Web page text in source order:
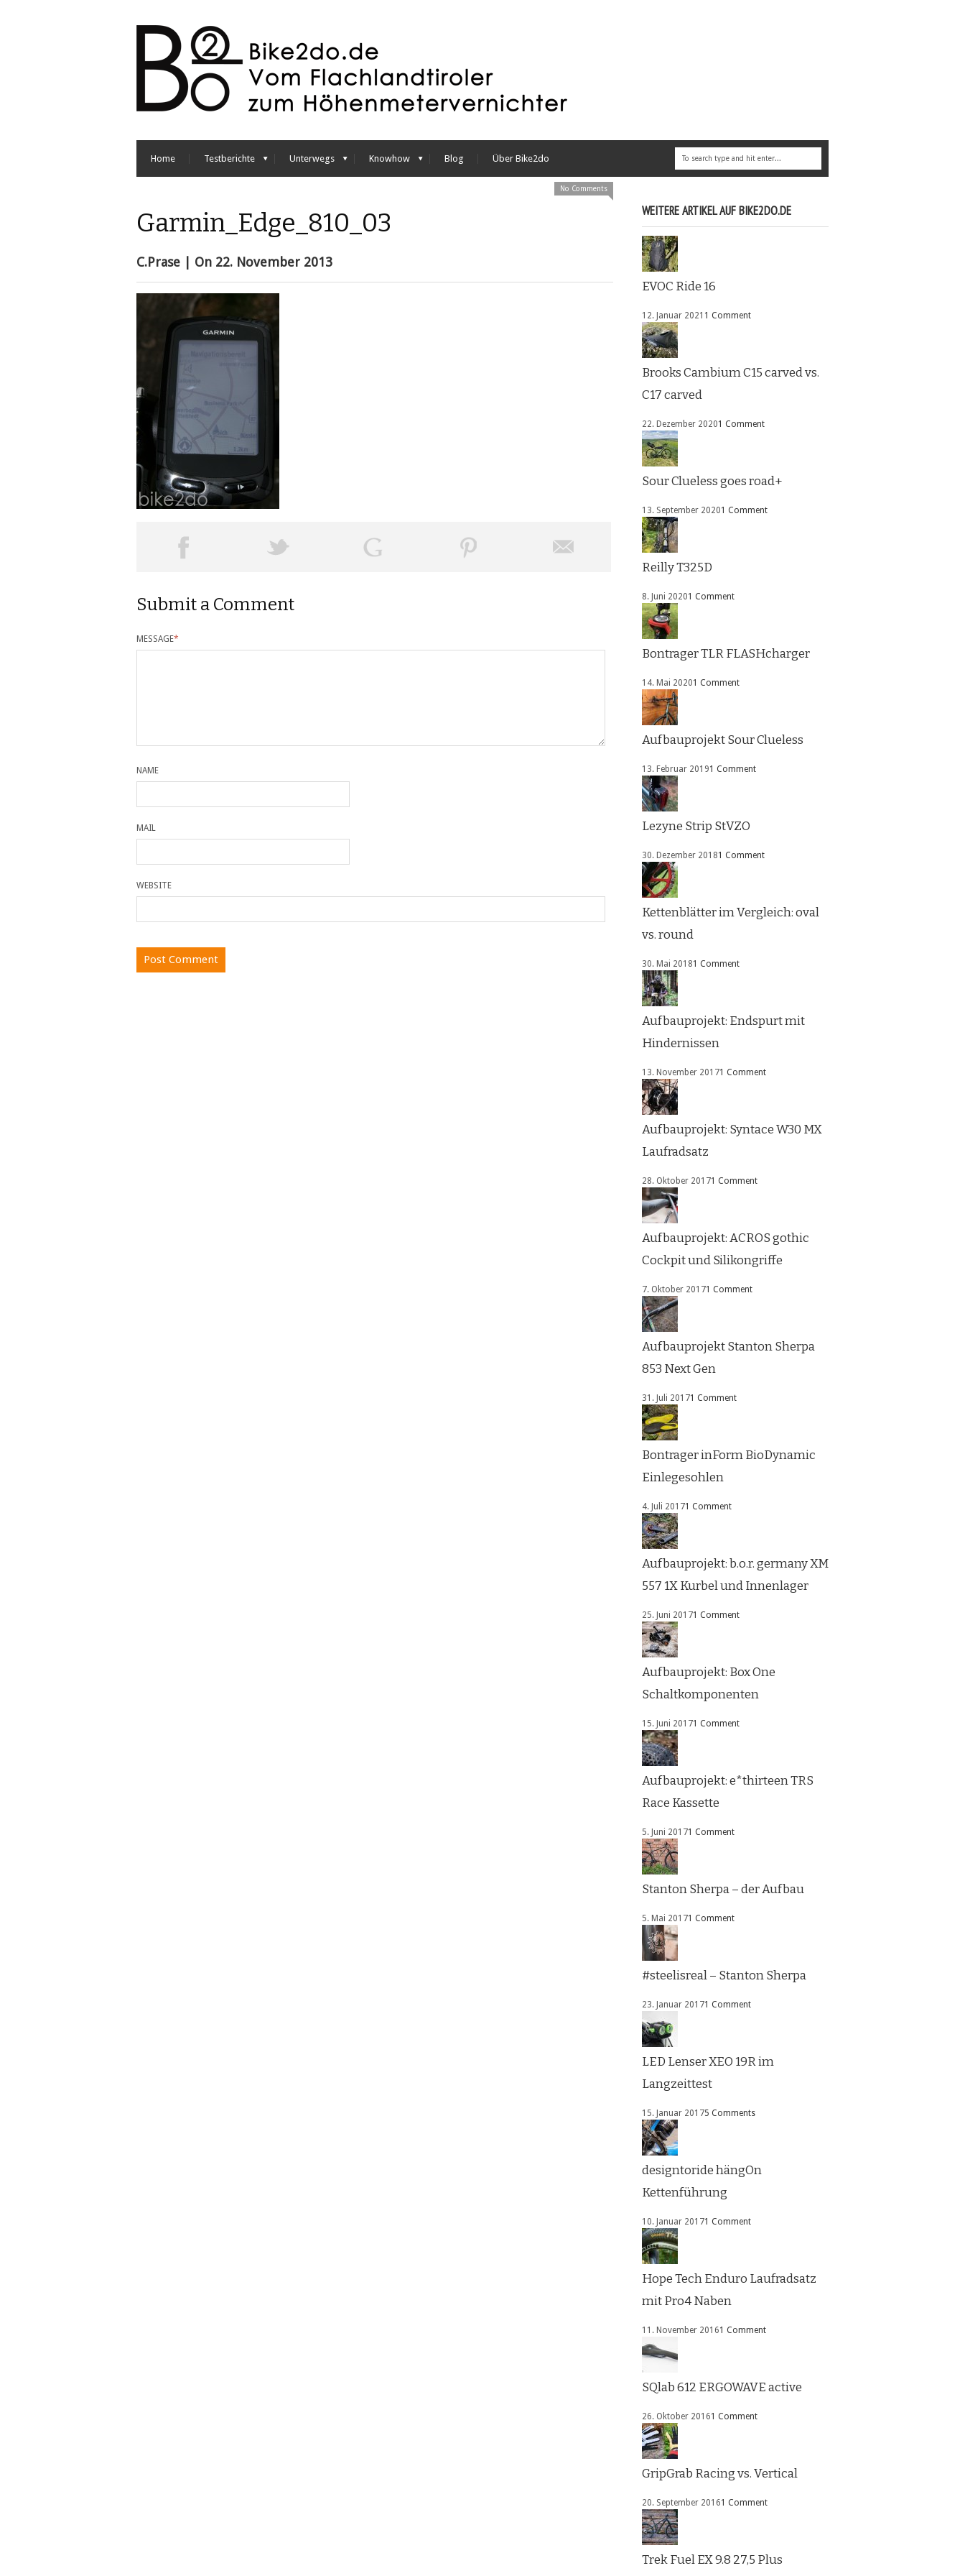
Home Testberichte Unterwegs Knowhow Blog Über Bike2do
No Comments
Garmin_Edge_810_03
C.Prase | On 22. November 2013
Submit a Comment
MESSAGE*
NAME
MAIL
WEBSITE
WEITERE ARTIKEL AUF BIKE2DO.DE
EVOC Ride 16
12. Januar 2021 1 Comment
Brooks Cambium C15 carved vs.
C17 carved
22. Dezember 20201 Comment
Sour Clueless goes road+
13. September 20201 Comment
Reilly T325D
8. Juni 20201 Comment
Bontrager TLR FLASHcharger
14. Mai 20201 Comment
Aufbauprojekt Sour Clueless
13. Februar 20191 Comment
Lezyne Strip StVZO
30. Dezember 20181 Comment
Kettenblätter im Vergleich: oval
vs. round
30. Mai 20181 Comment
Aufbauprojekt: Endspurt mit
Hindernissen
13. November 20171 Comment
Aufbauprojekt: Syntace W30 MX
Laufradsatz
28. Oktober 20171 Comment
Aufbauprojekt: ACROS gothic
Cockpit und Silikongriffe
7. Oktober 20171 Comment
Aufbauprojekt Stanton Sherpa
853 Next Gen
31. Juli 20171 Comment
Bontrager inForm BioDynamic
Einlegesohlen
4. Juli 20171 Comment
Aufbauprojekt: b.o.r. germany XM
557 1X Kurbel und Innenlager
25. Juni 20171 Comment
Aufbauprojekt: Box One
Schaltkomponenten
15. Juni 20171 Comment
Aufbauprojekt: e*thirteen TRS
Race Kassette
5. Juni 20171 Comment
Stanton Sherpa – der Aufbau
5. Mai 20171 Comment
#steelisreal – Stanton Sherpa
23. Januar 20171 Comment
LED Lenser XEO 19R im
Langzeittest
15. Januar 20175 Comments
designtoride hängOn
Kettenführung
10. Januar 20171 Comment
Hope Tech Enduro Laufradsatz
mit Pro4 Naben
11. November 20161 Comment
SQlab 612 ERGOWAVE active
26. Oktober 20161 Comment
GripGrab Racing vs. Vertical
20. September 20161 Comment
Trek Fuel EX 9.8 27,5 Plus